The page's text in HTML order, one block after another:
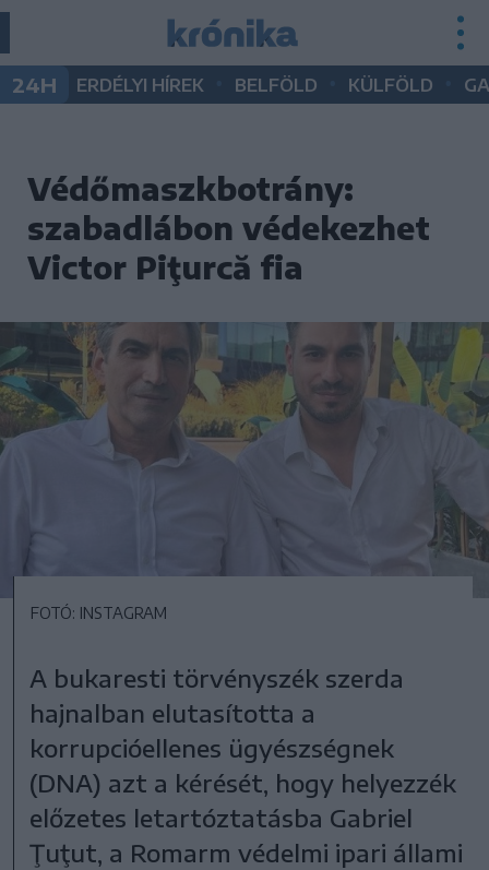
24H ERDÉLYI HÍREK BELFÖLD KÜLFÖLD
Védőmaszkbotrány:
szabadlábon védekezhet
Victor Piţurcă fia
FOTÓ: INSTAGRAM
A bukaresti törvényszék szerda
hajnalban elutasította a
korrupcióellenes ügyészségnek
(DNA) azt a kérését, hogy helyezzék
előzetes letartóztatásba Gabriel
Ţuţut, a Romarm védelmi ipari állami